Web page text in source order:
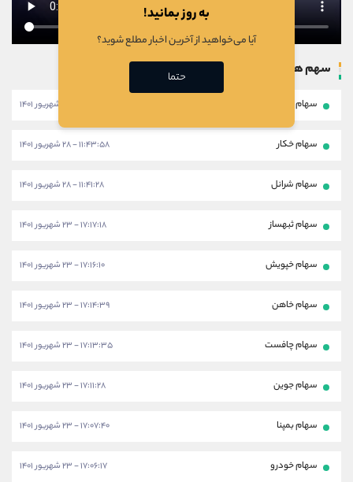
سهم های بروزرسانی شده
سهام خبهمن
سهام خکار ۱۱:۴۳:۵۸ - ۲۸ شهریور ۱۴۰۱
سهام شرانل ۱۱:۴۱:۲۸ - ۲۸ شهریور ۱۴۰۱
سهام ثبهساز ۱۷:۱۷:۱۸ - ۲۳ شهریور ۱۴۰۱
سهام خپویش ۱۷:۱۶:۱۰ - ۲۳ شهریور ۱۴۰۱
سهام خاهن ۱۷:۱۴:۳۹ - ۲۳ شهریور ۱۴۰۱
سهام چافست ۱۷:۱۳:۳۵ - ۲۳ شهریور ۱۴۰۱
سهام جوین ۱۷:۱۱:۲۸ - ۲۳ شهریور ۱۴۰۱
سهام بمپنا ۱۷:۰۷:۴۰ - ۲۳ شهریور ۱۴۰۱
سهام خودرو ۱۷:۰۶:۱۷ - ۲۳ شهریور ۱۴۰۱
به روز بمانید!
آیا می‌خواهید از آخرین اخبار مطلع شوید؟
حتما